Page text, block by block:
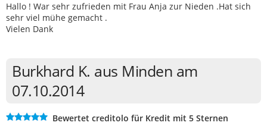
Hallo ! War sehr zufrieden mit Frau Anja zur Nieden .Hat sich
sehr viel mühe gemacht .
Vielen Dank
Burkhard K. aus Minden am
07.10.2014
Bewertet creditolo für Kredit mit 5 Sternen